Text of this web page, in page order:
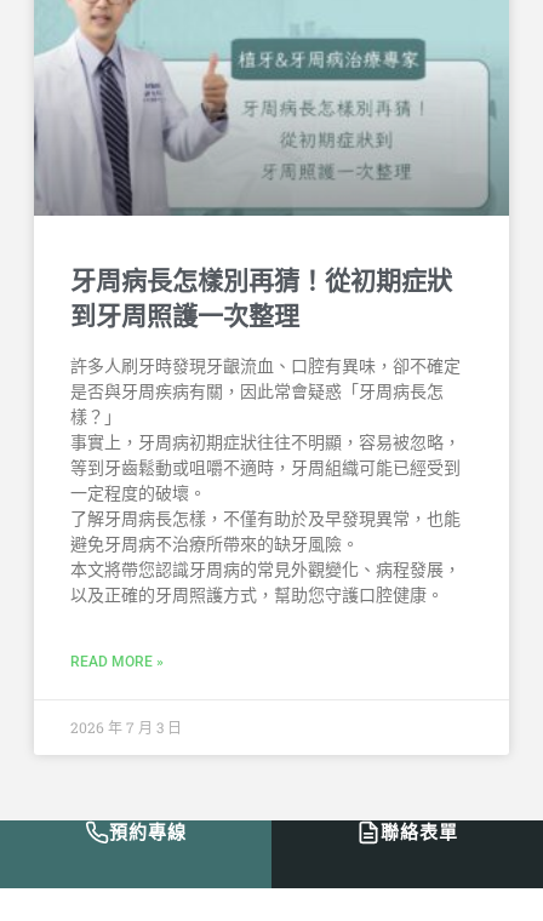
牙周病長怎樣別再猜！從初期症狀
到牙周照護一次整理
許多人刷牙時發現牙齦流血、口腔有異味，卻不確定
是否與牙周疾病有關，因此常會疑惑「牙周病長怎
樣？」
事實上，牙周病初期症狀往往不明顯，容易被忽略，
等到牙齒鬆動或咀嚼不適時，牙周組織可能已經受到
一定程度的破壞。
了解牙周病長怎樣，不僅有助於及早發現異常，也能
避免牙周病不治療所帶來的缺牙風險。
本文將帶您認識牙周病的常見外觀變化、病程發展，
以及正確的牙周照護方式，幫助您守護口腔健康。
READ MORE »
2026 年 7 月 3 日
預約專線 聯絡表單